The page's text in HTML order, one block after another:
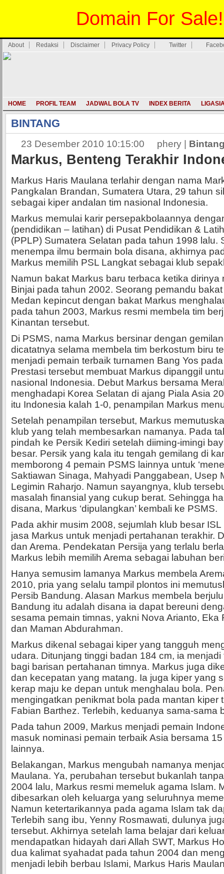
Domain For
About Redaksi Disclaimer Privacy Policy Twitter
HOME PROFIL TEAM JADWAL BOLA TV INDEX BERITA
BINTANG
23 Desember 2010 10:15:00 phery |
Markus, Benteng Terakhir
Markus Haris Maulana terlahir dengan nama
Pangkalan Brandan, Sumatera Utara, 29 tahun
sebagai kiper andalan tim nasional Indonesia.
Markus memulai karir persepakbolaannya
(pendidikan – latihan) di Pusat Pendidikan &
(PPLP) Sumatera Selatan pada tahun 1998 lalu.
menempa ilmu bermain bola disana, akhirnya
Markus memilih PSL Langkat sebagai klub
Namun bakat Markus baru terbaca ketika dirinya
Binjai pada tahun 2002. Seorang pemandu
Medan kepincut dengan bakat Markus
pada tahun 2003, Markus resmi membela tim
Kinantan tersebut.
Di PSMS, nama Markus bersinar dengan
dicatatnya selama membela tim berkostum biru
menjadi pemain terbaik turnamen Bang Yos
Prestasi tersebut membuat Markus dipanggil
nasional Indonesia. Debut Markus bersama
menghadapi Korea Selatan di ajang Piala Asia
itu Indonesia kalah 1-0, penampilan Markus
Setelah penampilan tersebut, Markus
klub yang telah membesarkan namanya. Pada
pindah ke Persik Kediri setelah diiming-imingi
besar. Persik yang kala itu tengah gemilang di
memborong 4 pemain PSMS lainnya untuk
Saktiawan Sinaga, Mahyadi Panggabean, Usep
Legimin Raharjo. Namun sayangnya, klub
masalah finansial yang cukup berat. Sehingga
disana, Markus ‘dipulangkan’ kembali ke PSMS.
Pada akhir musim 2008, sejumlah klub besar
jasa Markus untuk menjadi pertahanan terakhir.
dan Arema. Pendekatan Persija yang terlalu
Markus lebih memilih Arema sebagai labuhan
Hanya semusim lamanya Markus membela
2010, pria yang selalu tampil plontos ini
Persib Bandung. Alasan Markus membela
Bandung itu adalah disana ia dapat bereuni
sesama pemain timnas, yakni Nova Arianto, Eka
dan Maman Abdurahman.
Markus dikenal sebagai kiper yang tangguh
udara. Ditunjang tinggi badan 184 cm, ia
bagi barisan pertahanan timnya. Markus juga
dan kecepatan yang matang. Ia juga kiper yang
kerap maju ke depan untuk menghalau bola.
mengingatkan penikmat bola pada mantan kiper
Fabian Barthez. Terlebih, keduanya sama-sama
Pada tahun 2009, Markus menjadi pemain
masuk nominasi pemain terbaik Asia bersama
lainnya.
Belakangan, Markus mengubah namanya
Maulana. Ya, perubahan tersebut bukanlah
2004 lalu, Markus resmi memeluk agama Islam.
dibesarkan oleh keluarga yang seluruhnya
Namun ketertarikannya pada agama Islam tak
Terlebih sang ibu, Yenny Rosmawati, dulunya
tersebut. Akhirnya setelah lama belajar dari
mendapatkan hidayah dari Allah SWT, Markus
dua kalimat syahadat pada tahun 2004 dan
menjadi lebih berbau Islami, Markus Haris